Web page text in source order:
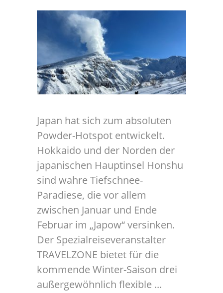
Japan hat sich zum absoluten
Powder-Hotspot entwickelt.
Hokkaido und der Norden der
japanischen Hauptinsel Honshu
sind wahre Tiefschnee-
Paradiese, die vor allem
zwischen Januar und Ende
Februar im „Japow“ versinken.
Der Spezialreiseveranstalter
TRAVELZONE bietet für die
kommende Winter-Saison drei
außergewöhnlich flexible